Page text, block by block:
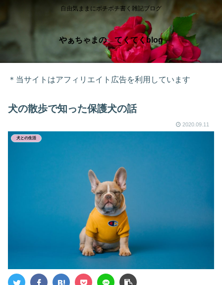
自由気ままにボチボチ書く雑記ブログ
やぁちゃまの てくてくblog
＊当サイトはアフィリエイト広告を利用しています
犬の散歩で知った保護犬の話
2020.09.11
犬との生活